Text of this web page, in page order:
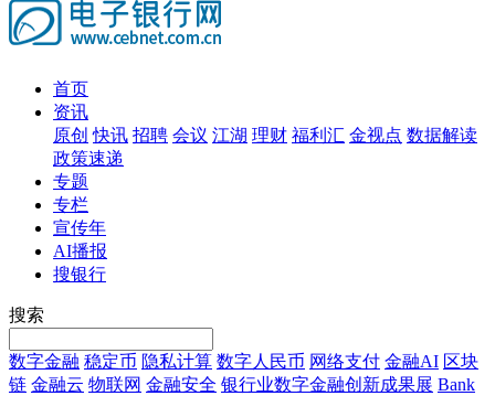
首页
资讯
原创 快讯 招聘 会议 江湖 理财 福利汇 金视点 数据解读
政策速递
专题
专栏
宣传年
AI播报
搜银行
搜索
数字金融 稳定币 隐私计算 数字人民币 网络支付 金融AI 区块
链 金融云 物联网 金融安全 银行业数字金融创新成果展 Bank